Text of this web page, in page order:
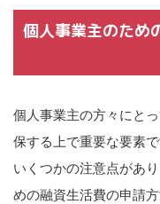
個人事業主のため
個人事業主の方々にと
保する上で重要な要素
いくつかの注意点があ
めの融資生活費の申請